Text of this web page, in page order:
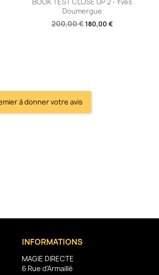
Doumergue
200,00 €180,00 €
à donner votre avis
INFORMATIONS
MAGIE DIRECTE
6 Rue d'Armaillé